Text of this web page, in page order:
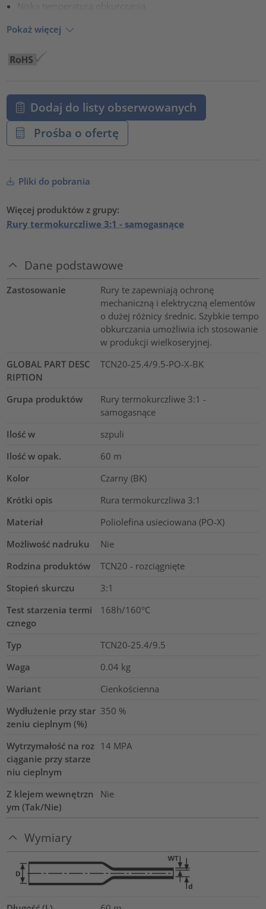
Pokaż więcej
Dodaj do listy obserwowanych
Prośba o ofertę
Pliki do pobrania
Więcej produktów z grupy:
Rury termokurczliwe 3:1 - samogasnące
Dane podstawowe
Zastosowanie
Rury te zapewniają ochronę
mechaniczną i elektryczną elementów
o dużej różnicy średnic. Szybkie tempo
obkurczania umożliwia ich stosowanie
w produkcji wielkoseryjnej.
GLOBAL PART DESC
RIPTION
TCN20-25.4/9.5-PO-X-BK
Grupa produktów
Rury termokurczliwe 3:1 -
samogasnące
Ilość w
szpuli
Ilość w opak.
60 m
Kolor
Czarny (BK)
Krótki opis
Rura termokurczliwa 3:1
Materiał
Poliolefina usieciowana (PO-X)
Możliwość nadruku
Nie
Rodzina produktów
TCN20 - rozciągnięte
Stopień skurczu
3:1
Test starzenia termi
cznego
168h/160°C
Typ
TCN20-25.4/9.5
Waga
0.04 kg
Wariant
Cienkościenna
Wydłużenie przy star
zeniu cieplnym (%)
350 %
Wytrzymałość na roz
ciąganie przy starze
niu cieplnym
14 MPA
Z klejem wewnętrzn
ym (Tak/Nie)
Nie
Wymiary